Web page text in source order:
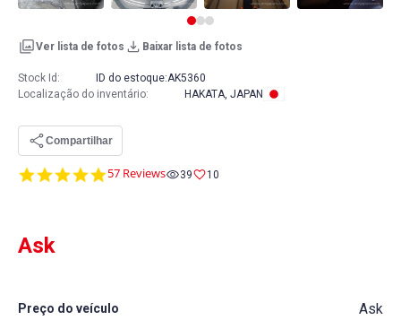
Ver lista de fotos Baixar lista de fotos
4.8
57 Reviews 39 10
Ask
Preço do veículo Ask
Stock Id: ID do estoque:AK5360
Localização do inventário: HAKATA, JAPAN
Compartilhar